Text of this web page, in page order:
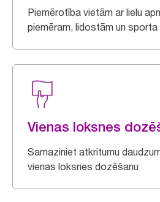
Piemērotība vietām ar lielu
piemēram, lidostām un sporta
Vienas loksnes
Samaziniet atkritumu
vienas loksnes dozēšanu